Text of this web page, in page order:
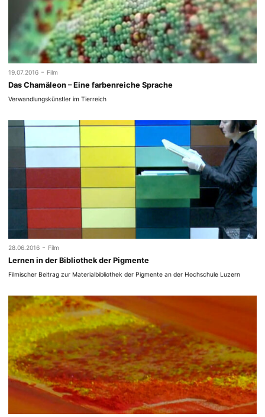
19.07.2016 - Film
Das Chamäleon – Eine farbenreiche Sprache
Verwandlungskünstler im Tierreich
28.06.2016 - Film
Lernen in der Bibliothek der Pigmente
Filmischer Beitrag zur Materialbibliothek der Pigmente an der Hochschule Luzern